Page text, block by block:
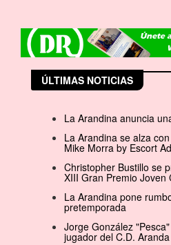
ÚLTIMAS NOTICIAS
La Arandina anuncia
La Arandina se alza
Mike Morra by Escort
Christopher Bustillo se
XIII Gran Premio Joven
La Arandina pone
pretemporada
Jorge González
jugador del C.D.